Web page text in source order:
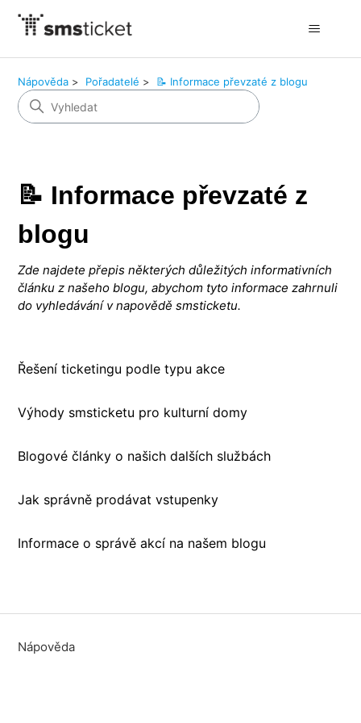
Nápověda Pořadatelé 📝 Informace převzaté z blogu
📝 Informace převzaté z
blogu
Zde najdete přepis některých důležitých informativních
článku z našeho blogu, abychom tyto informace zahrnuli
do vyhledávání v napovědě smsticketu.
Řešení ticketingu podle typu akce
Výhody smsticketu pro kulturní domy
Blogové články o našich dalších službách
Jak správně prodávat vstupenky
Informace o správě akcí na našem blogu
Nápověda